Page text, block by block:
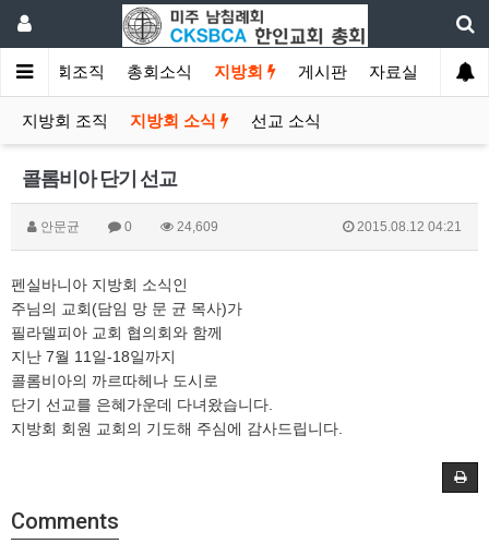
총회조직 총회소식 지방회 게시판 자료실
지방회 조직 지방회 소식 선교 소식
콜롬비아 단기 선교
안문균 0 24,609 2015.08.12 04:21
펜실바니아 지방회 소식인
주님의 교회(담임 망 문 균 목사)가
필라델피아 교회 협의회와 함께
지난 7월 11일-18일까지
콜롬비아의 까르따헤나 도시로
단기 선교를 은혜가운데 다녀왔습니다.
지방회 회원 교회의 기도해 주심에 감사드립니다.
Comments